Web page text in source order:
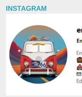
INSTAGRAM